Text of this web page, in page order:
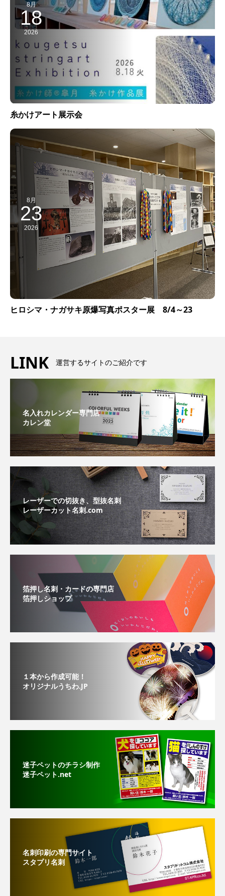
8月
18
2026
糸かけアート展示会
8月
23
2026
ヒロシマ・ナガサキ原爆写真ポスター展 8/4～23
LINK 運営するサイトのご紹介です
名入れカレンダー専門店
カレン堂
レーザーでの切抜き、型抜名刺
レーザーカット名刺.com
箔押し名刺・カードの専門店
箔押しショップ
１本から作成可能！
オリジナルうちわ.JP
迷子ペットのチラシ制作
迷子ペット.net
名刺印刷の専門サイト
スタプリ名刺